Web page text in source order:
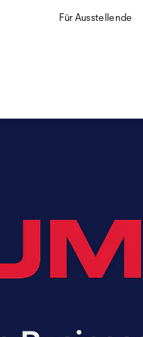
Für Ausstellende